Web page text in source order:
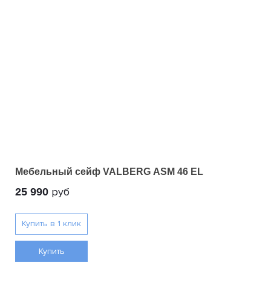
Мебельный сейф VALBERG ASM 46 EL
25 990 руб
Купить